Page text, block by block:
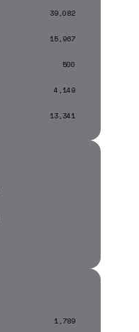
39,082
15,967
500
4,149
13,341
1,789